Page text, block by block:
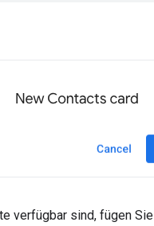
verfügbar sind, fügen Sie